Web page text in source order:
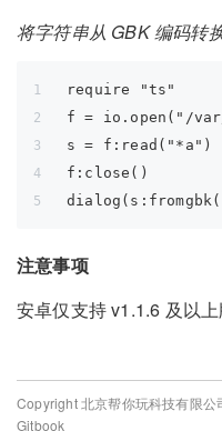
将字符串从 GBK 编码转
require "ts"
f = io.open("/
s = f:read("*a")
f:close()
注意事项
安卓仅支持 v1.1.6 及以上
Copyright 北京帮你玩科技有限
Gitbook